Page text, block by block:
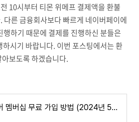
10시부터 티몬 위메프 결제액을 환불
다른 금융회사보다 빠르게 네이버페이에
행하기 때문에 결제를 진행하신 분들은
시기 바랍니다. 이번 포스팅에서는 환
보도록 하겠습니다.
네이버 멤버십 무료 가입 방법 (2024년 5월 기준)